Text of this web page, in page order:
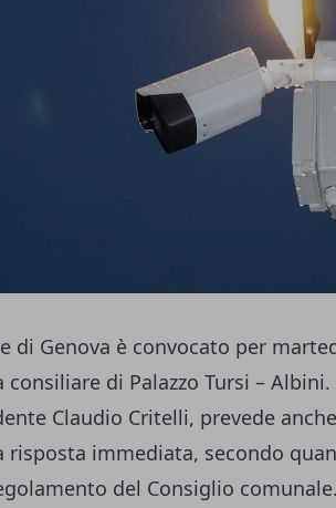
di Genova è convocato per
consiliare di Palazzo Tursi –
Claudio Critelli, prevede
risposta immediata, secondo
del Consiglio comunale.